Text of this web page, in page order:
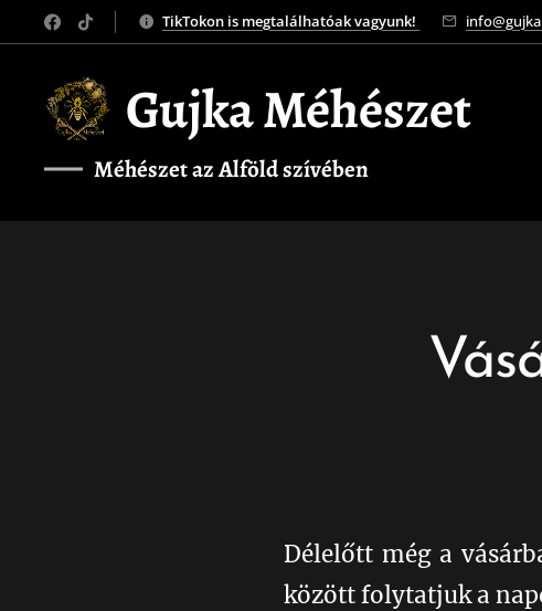
TikTokon is megtalálhatóak vagyunk!
Gujka Méhészet
Méhészet az Alföld szívében
Délelőtt még a
között folytatjuk a